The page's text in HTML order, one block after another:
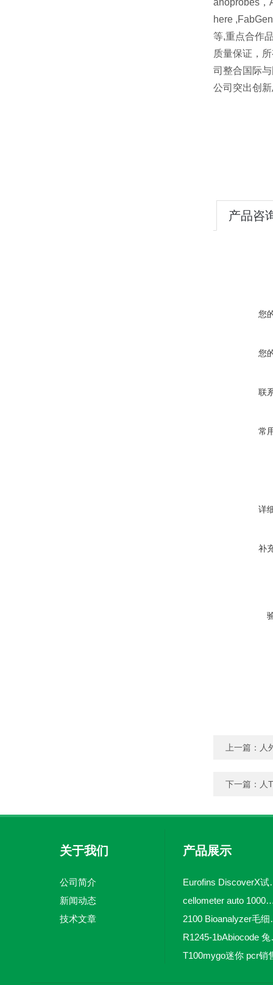
anoprobes，
here
等,重点合作
质量保证，
司整合国际
公司突出创
产品咨
您
您
联
常
详
补
上一篇： 人
下一篇： 人
关于我们
公司简介
新闻动态
技术文章
产品展示
cellometer auto 1000全自
2100
T100mygo迷你 pcr销